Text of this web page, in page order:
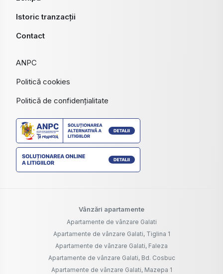
Istoric tranzacții
Contact
ANPC
Politică cookies
Politică de confidențialitate
Vânzări apartamente
Apartamente de vânzare Galati
Apartamente de vânzare Galati, Tiglina 1
Apartamente de vânzare Galati, Faleza
Apartamente de vânzare Galati, Bd. Cosbuc
Apartamente de vânzare Galati, Mazepa 1